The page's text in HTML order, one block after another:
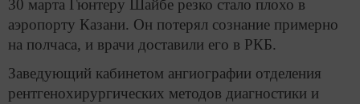
30 марта Гюнтеру Шайбе резко стало плохо в
аэропорту Казани. Он потерял сознание примерно
на полчаса, и врачи доставили его в РКБ.
Заведующий кабинетом ангиографии отделения
рентгенохирургических методов диагностики и